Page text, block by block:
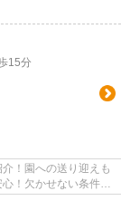
15分
！園への送り迎えも
！欠かせない条件の